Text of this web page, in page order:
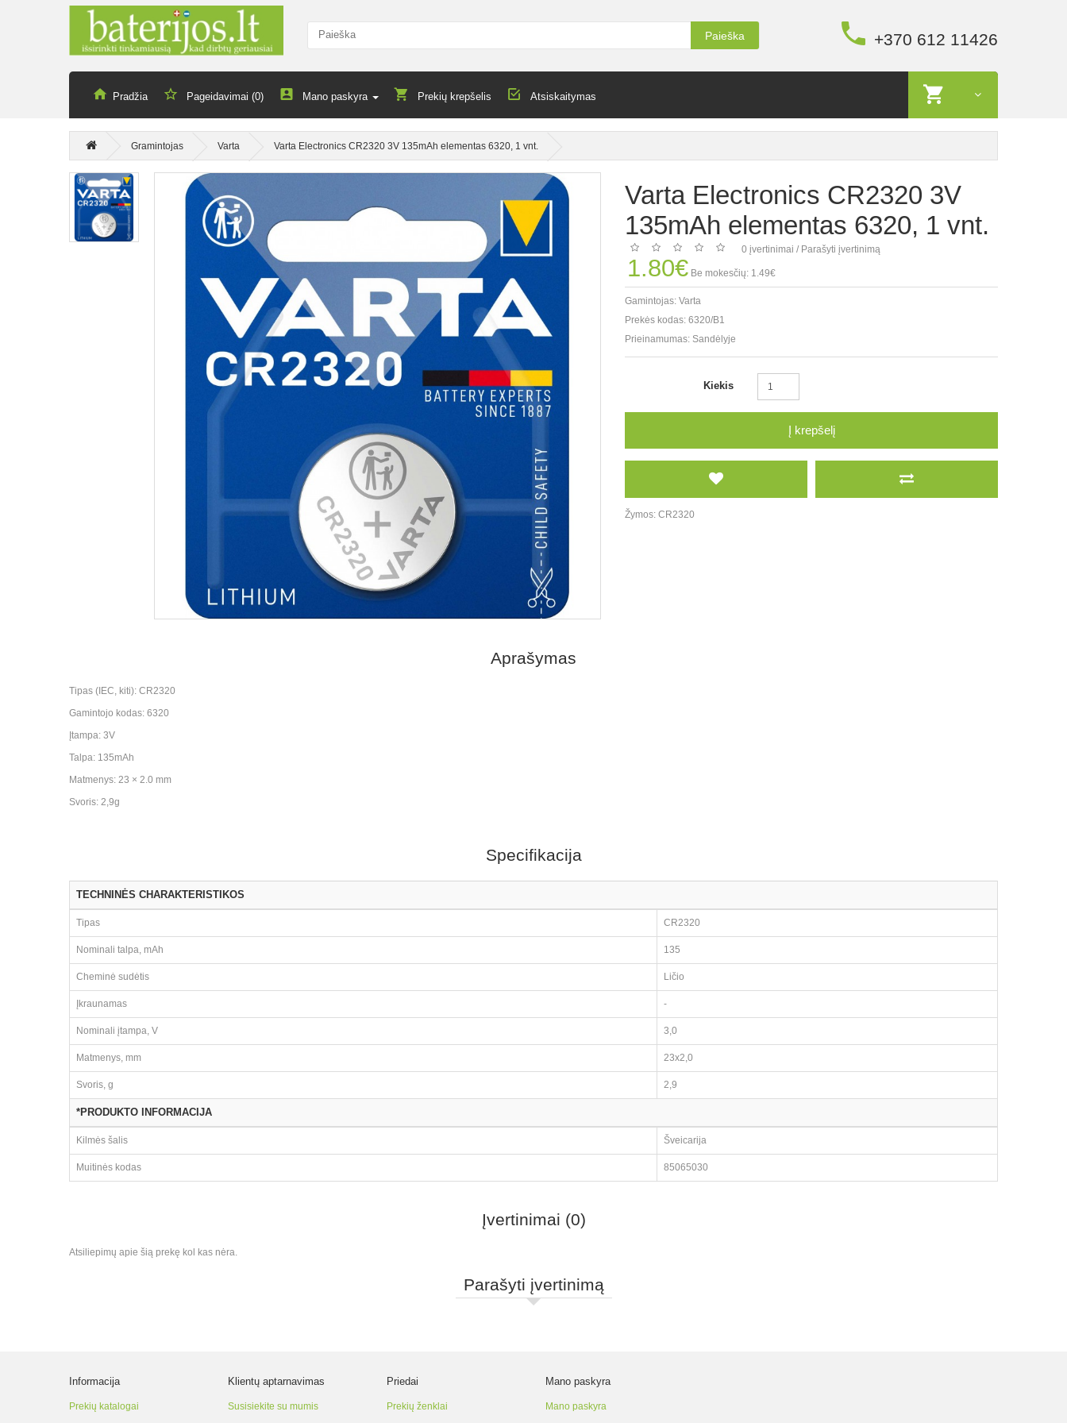
Paieška +370 612 11426
Pradžia Pageidavimai (0) Mano paskyra Prekių krepšelis Atsiskaitymas
Gramintojas Varta Varta Electronics CR2320 3V 135mAh elementas 6320, 1 vnt.
Varta Electronics CR2320 3V
135mAh elementas 6320, 1 vnt.
0 įvertinimai / Parašyti įvertinimą
1.80€ Be mokesčių: 1.49€
Gamintojas: Varta
Prekės kodas: 6320/B1
Prieinamumas: Sandėlyje
Kiekis
Į krepšelį
Žymos: CR2320
Aprašymas
Tipas (IEC, kiti): CR2320
Gamintojo kodas: 6320
Įtampa: 3V
Talpa: 135mAh
Matmenys: 23 × 2.0 mm
Svoris: 2,9g
Specifikacija
TECHNINĖS CHARAKTERISTIKOS
Tipas CR2320
Nominali talpa, mAh 135
Cheminė sudėtis Ličio
Įkraunamas -
Nominali įtampa, V 3,0
Matmenys, mm 23x2,0
Svoris, g 2,9
*PRODUKTO INFORMACIJA
Kilmės šalis Šveicarija
Muitinės kodas 85065030
Įvertinimai (0)
Atsiliepimų apie šią prekę kol kas nėra.
Parašyti įvertinimą
Informacija
Prekių katalogai
Klientų aptarnavimas
Susisiekite su mumis
Priedai
Prekių ženklai
Mano paskyra
Mano paskyra